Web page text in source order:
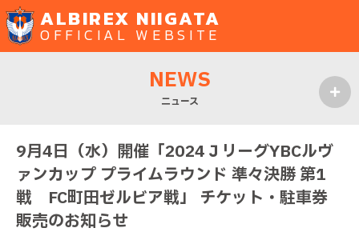
ALBIREX NIIGATA
OFFICIAL WEBSITE
NEWS
ニュース
9月4日（水）開催「2024ＪリーグYBCルヴ
ァンカップ プライムラウンド 準々決勝 第1
戦 FC町田ゼルビア戦」 チケット・駐車券
販売のお知らせ